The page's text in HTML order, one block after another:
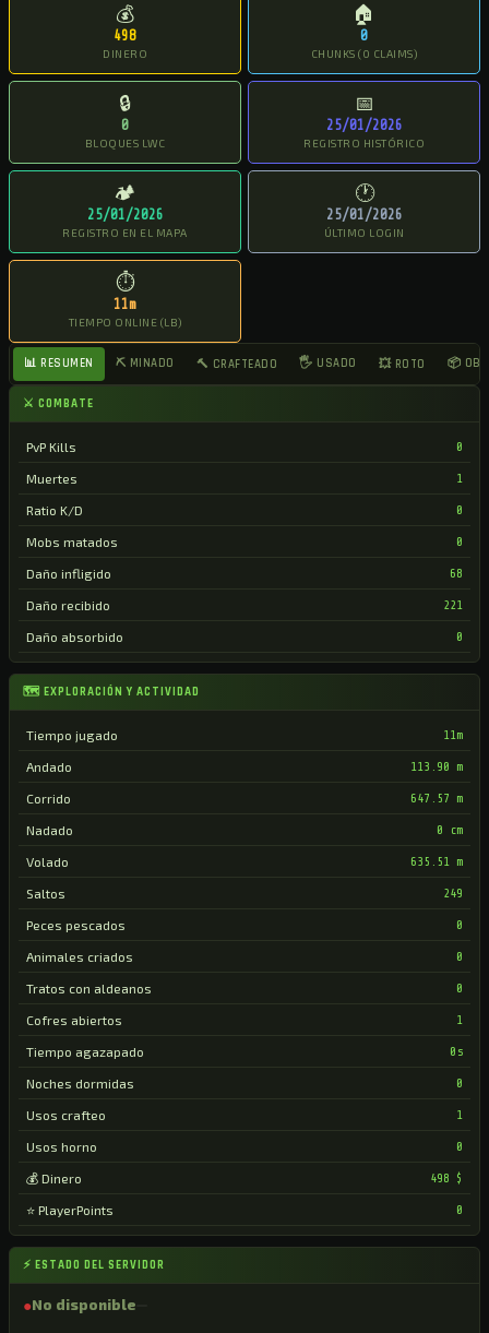
⚡ ESTADO DEL SERVIDOR
●No disponible
💰
498
DINERO
🏠
0
CHUNKS (0 CLAIMS)
🔒
0
BLOQUES LWC
📅
25/01/2026
REGISTRO HISTÓRICO
🏕
25/01/2026
REGISTRO EN EL MAPA
🕐
25/01/2026
ÚLTIMO LOGIN
⏱
11m
TIEMPO ONLINE (LB)
📊 RESUMEN ⛏ MINADO 🔨 CRAFTEADO 🖐 USADO 💥 ROTO 📦
⚔ COMBATE
PvP Kills 0
Muertes 1
Ratio K/D 0
Mobs matados 0
Daño infligido 68
Daño recibido 221
Daño absorbido 0
🗺 EXPLORACIÓN Y ACTIVIDAD
Tiempo jugado 11m
Andado 113.90 m
Corrido 647.57 m
Nadado 0 cm
Volado 635.51 m
Saltos 249
Peces pescados 0
Animales criados 0
Tratos con aldeanos 0
Cofres abiertos 1
Tiempo agazapado 0s
Noches dormidas 0
Usos crafteo 1
Usos horno 0
💰 Dinero 498 $
⭐ PlayerPoints 0